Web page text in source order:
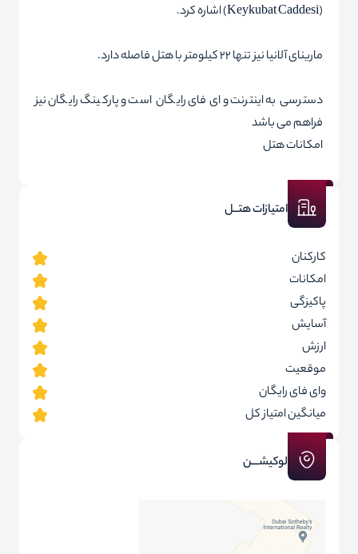
(Keykubat Caddesi) اشاره کرد.
مارینای آلانیا نیز تنها ۲۲ کیلومتر با هتل فاصله دارد.
دسترسی به اینترنت وای‌ فای رایگان است و پارکینگ رایگان نیز
فراهم می‌ باشد
امکانات هتل
امتیازات هتــل
کارکنان
امکانات
پاکیزگی
آسایش
ارزش
موقعیت
وای فای رایگان
میانگین امتیاز کل
لوکیشـــن